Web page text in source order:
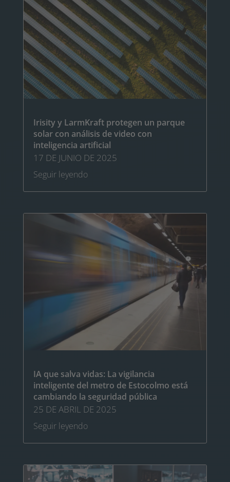
Irisity y LarmKraft protegen un parque
solar con análisis de video con
inteligencia artificial
17 DE JUNIO DE 2025
Seguir leyendo
IA que salva vidas: La vigilancia
inteligente del metro de Estocolmo está
cambiando la seguridad pública
25 DE ABRIL DE 2025
Seguir leyendo